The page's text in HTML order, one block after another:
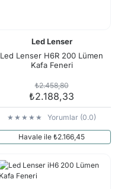
Led Lenser
Led Lenser H6R 200 Lümen
Kafa Feneri
₺2.458,80
₺2.188,33
Yorumlar (0.0)
Havale ile ₺2.166,45